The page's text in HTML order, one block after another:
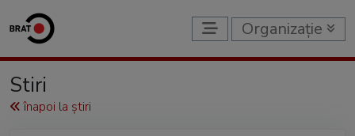
Organizație
Stiri
înapoi la știri